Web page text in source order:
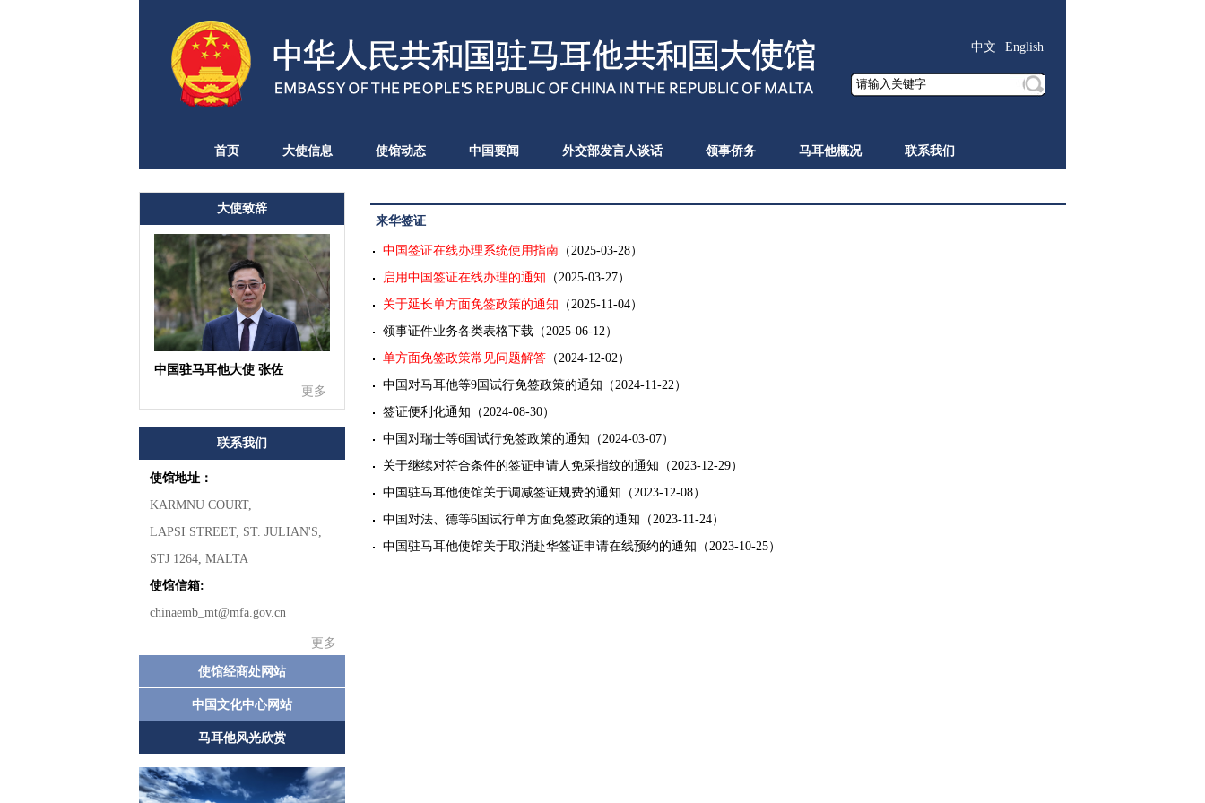
English
中文
首页 大使信息 使馆动态 中国要闻 外交部发言人谈话 领事侨务 马耳他概况 联系我们
大使致辞
中国驻马耳他大使 张佐
更多
联系我们
使馆地址：
KARMNU COURT,
LAPSI STREET, ST. JULIAN'S,
STJ 1264, MALTA
使馆信箱:
chinaemb_mt@mfa.gov.cn
更多
使馆经商处网站
中国文化中心网站
马耳他风光欣赏
来华签证
中国签证在线办理系统使用指南 （2025-03-28）
启用中国签证在线办理的通知 （2025-03-27）
关于延长单方面免签政策的通知 （2025-11-04）
领事证件业务各类表格下载 （2025-06-12）
单方面免签政策常见问题解答 （2024-12-02）
中国对马耳他等9国试行免签政策的通知 （2024-11-22）
签证便利化通知 （2024-08-30）
中国对瑞士等6国试行免签政策的通知 （2024-03-07）
关于继续对符合条件的签证申请人免采指纹的通知 （2023-12-29）
中国驻马耳他使馆关于调减签证规费的通知 （2023-12-08）
中国对法、德等6国试行单方面免签政策的通知 （2023-11-24）
中国驻马耳他使馆关于取消赴华签证申请在线预约的通知 （2023-10-25）